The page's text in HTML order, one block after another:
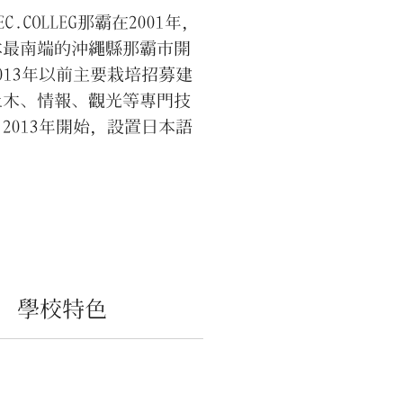
那霸在2001年，
南端的沖繩縣那霸市開
年以前主要栽培招募建
、情報、觀光等專門技
年開始，設置日本語
學校特色